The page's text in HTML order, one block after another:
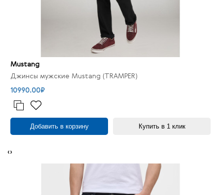
Mustang
Джинсы мужские Mustang (TRAMPER)
10990.00₽
Добавить в корзину Купить в 1 клик
‹›